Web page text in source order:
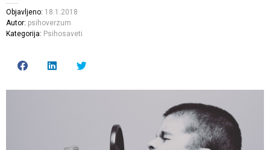
Objavljeno: 18.1.2018
Autor: psihoverzum
Kategorija: Psihosaveti
share
FacebookLinkedInTwitter